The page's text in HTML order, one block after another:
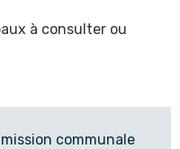
à consulter ou
communale